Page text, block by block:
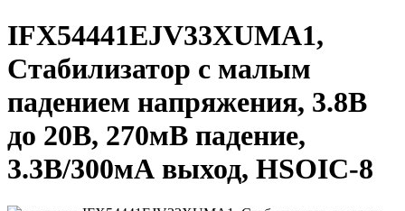
IFX54441EJV33XUMA1,
Стабилизатор с малым
падением напряжения, 3.8В
до 20В, 270мВ падение,
3.3В/300мА выход, HSOIC-8